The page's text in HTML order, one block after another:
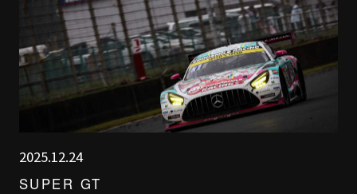
2025.12.24
SUPER GT